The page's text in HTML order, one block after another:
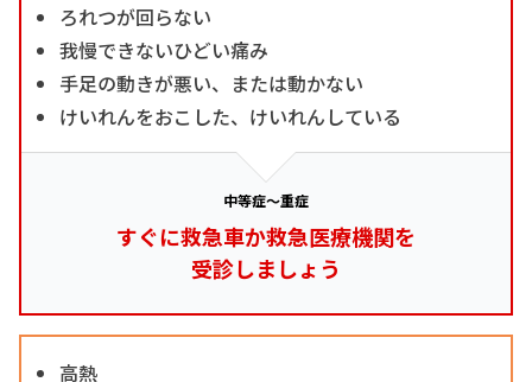
ろれつが回らない
我慢できないひどい痛み
手足の動きが悪い、または動かない
けいれんをおこした、けいれんしている
中等症～重症
すぐに救急車か救急医療機関を
受診しましょう
高熱